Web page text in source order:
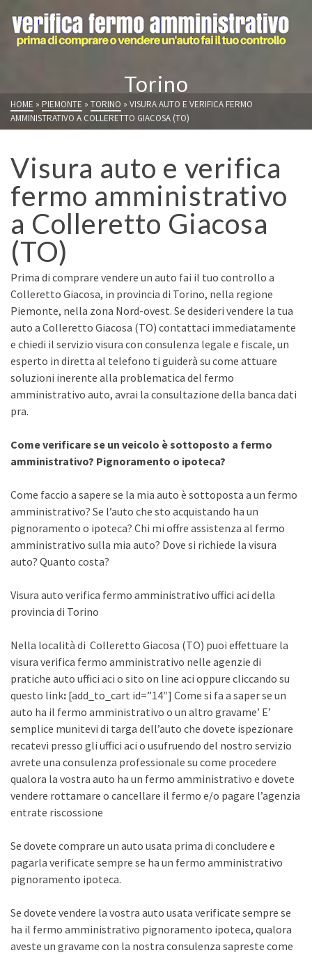
Torino
HOME » PIEMONTE » TORINO » VISURA AUTO E VERIFICA FERMO
AMMINISTRATIVO A COLLERETTO GIACOSA (TO)
Visura auto e verifica
fermo amministrativo
a Colleretto Giacosa
(TO)
Prima di comprare vendere un auto fai il tuo controllo a
Colleretto Giacosa, in provincia di Torino, nella regione
Piemonte, nella zona Nord-ovest. Se desideri vendere la tua
auto a Colleretto Giacosa (TO) contattaci immediatamente
e chiedi il servizio visura con consulenza legale e fiscale, un
esperto in diretta al telefono ti guiderà su come attuare
soluzioni inerente alla problematica del fermo
amministrativo auto, avrai la consultazione della banca dati
pra.
Come verificare se un veicolo è sottoposto a fermo
amministrativo? Pignoramento o ipoteca?
Come faccio a sapere se la mia auto è sottoposta a un fermo
amministrativo? Se l’auto che sto acquistando ha un
pignoramento o ipoteca? Chi mi offre assistenza al fermo
amministrativo sulla mia auto? Dove si richiede la visura
auto? Quanto costa?
Visura auto verifica fermo amministrativo uffici aci della
provincia di Torino
Nella località di Colleretto Giacosa (TO) puoi effettuare la
visura verifica fermo amministrativo nelle agenzie di
pratiche auto uffici aci o sito on line aci oppure cliccando su
questo link: [add_to_cart id=”14″] Come si fa a saper se un
auto ha il fermo amministrativo o un altro gravame’ E’
semplice munitevi di targa dell’auto che dovete ispezionare
recatevi presso gli uffici aci o usufruendo del nostro servizio
avrete una consulenza professionale su come procedere
qualora la vostra auto ha un fermo amministrativo e dovete
vendere rottamare o cancellare il fermo e/o pagare l’agenzia
entrate riscossione
Se dovete comprare un auto usata prima di concludere e
pagarla verificate sempre se ha un fermo amministrativo
pignoramento ipoteca.
Se dovete vendere la vostra auto usata verificate sempre se
ha il fermo amministrativo pignoramento ipoteca, qualora
aveste un gravame con la nostra consulenza sapreste come